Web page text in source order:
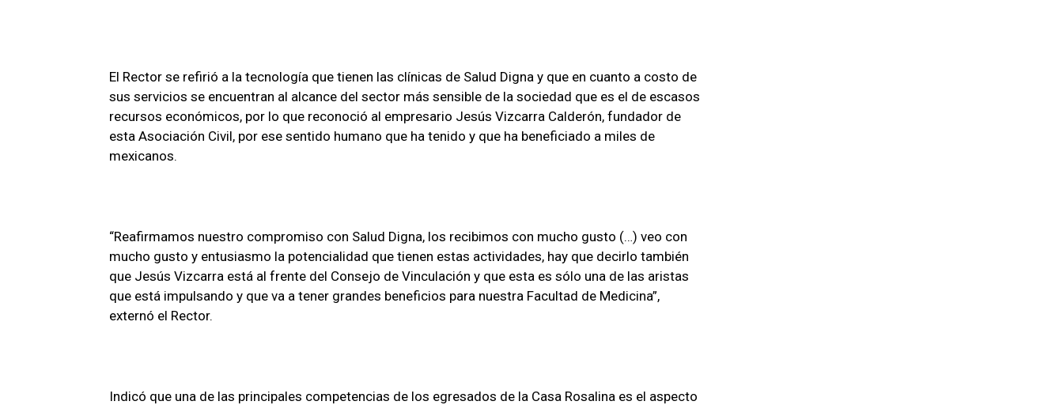
El Rector se refirió a la tecnología que tienen las clínicas de Salud Digna y que en cuanto a costo de
sus servicios se encuentran al alcance del sector más sensible de la sociedad que es el de escasos
recursos económicos, por lo que reconoció al empresario Jesús Vizcarra Calderón, fundador de
esta Asociación Civil, por ese sentido humano que ha tenido y que ha beneficiado a miles de
mexicanos.
“Reafirmamos nuestro compromiso con Salud Digna, los recibimos con mucho gusto (…) veo con
mucho gusto y entusiasmo la potencialidad que tienen estas actividades, hay que decirlo también
que Jesús Vizcarra está al frente del Consejo de Vinculación y que esta es sólo una de las aristas
que está impulsando y que va a tener grandes beneficios para nuestra Facultad de Medicina”,
externó el Rector.
Indicó que una de las principales competencias de los egresados de la Casa Rosalina es el aspecto